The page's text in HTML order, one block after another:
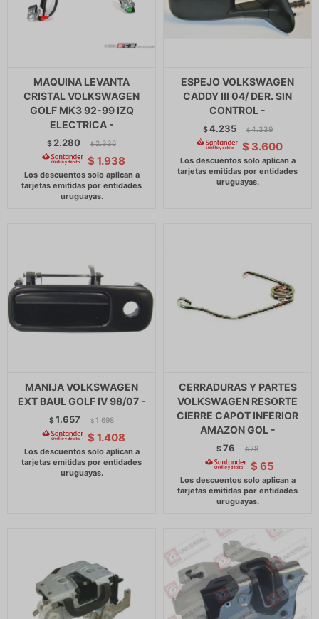
MAQUINA LEVANTA
CRISTAL VOLKSWAGEN
GOLF MK3 92-99 IZQ
ELECTRICA -
$ 2.280 $ 2.336
$ 1.938
ESPEJO VOLKSWAGEN
CADDY III 04/ DER. SIN
CONTROL -
$4.235 $ 4.339
$ 3.600
MANIJA VOLKSWAGEN
EXT BAUL GOLF IV 98/07 -
$1.657 $ 1.698
$ 1.408
CERRADURAS Y PARTES
VOLKSWAGEN RESORTE
CIERRE CAPOT INFERIOR
AMAZON GOL -
$76 $ 78
$ 65